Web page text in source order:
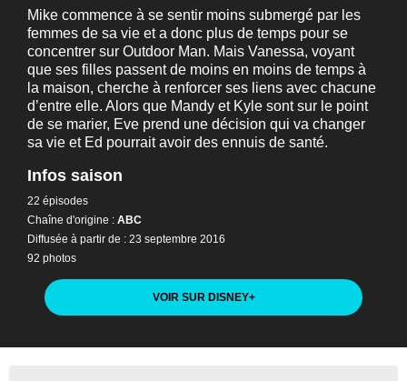
Mike commence à se sentir moins submergé par les
femmes de sa vie et a donc plus de temps pour se
concentrer sur Outdoor Man. Mais Vanessa, voyant
que ses filles passent de moins en moins de temps à
la maison, cherche à renforcer ses liens avec chacune
d’entre elle. Alors que Mandy et Kyle sont sur le point
de se marier, Eve prend une décision qui va changer
sa vie et Ed pourrait avoir des ennuis de santé.
Infos saison
22 épisodes
Chaîne d'origine : ABC
Diffusée à partir de : 23 septembre 2016
92 photos
VOIR SUR DISNEY+